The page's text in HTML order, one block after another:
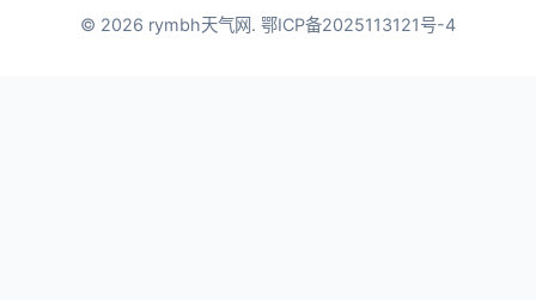
© 2026 rymbh天气网. 鄂ICP备2025113121号-4